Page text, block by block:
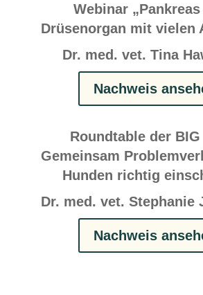
Webinar
Drüsenorgan mit vielen
Dr. med. vet. Tina
Nachweis
Roundtable der BIG
Gemeinsam
Hunden richtig
Dr. med. vet. Stephanie
Nachweis